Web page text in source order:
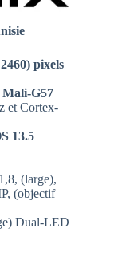
pixels
Mali-G57
et Cortex-
13.5
(large),
(objectif
Dual-LED